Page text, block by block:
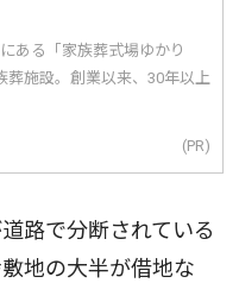
ある「家族葬式場ゆかり
葬施設。創業以来、30年以上
(PR)
路で分断されている
地の大半が借地な